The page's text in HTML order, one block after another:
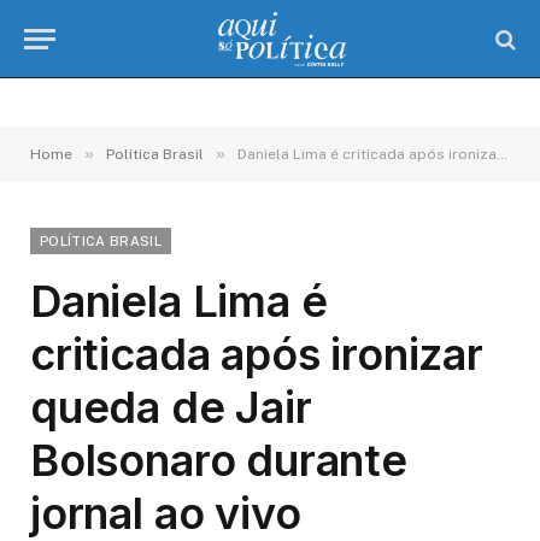
Home » Política Brasil » Daniela Lima é criticada após ironizar queda de Jair Bolsonaro durante jornal ao vivo
POLÍTICA BRASIL
Daniela Lima é
criticada após ironizar
queda de Jair
Bolsonaro durante
jornal ao vivo